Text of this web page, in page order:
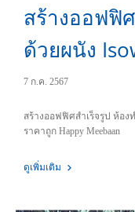
สร้างออฟฟิ
ด้วยผนัง
Panel ราคา
7 ก.ค. 2567
สร้างออฟฟิศสำเร็จรูป ห้องท
ราคาถูก Happy Meebaan
ดูเพิ่มเติม